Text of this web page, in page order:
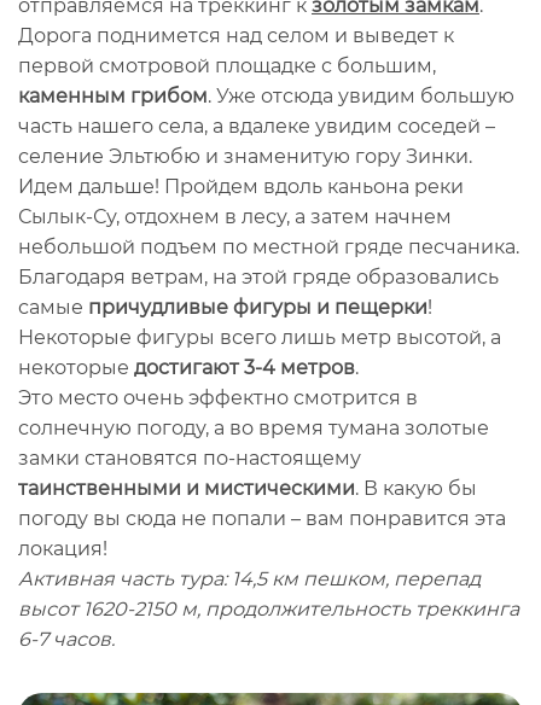
отправляемся на треккинг к золотым замкам.
Дорога поднимется над селом и выведет к
первой смотровой площадке с большим,
каменным грибом. Уже отсюда увидим большую
часть нашего села, а вдалеке увидим соседей –
селение Эльтюбю и знаменитую гору Зинки.
Идем дальше! Пройдем вдоль каньона реки
Сылык-Су, отдохнем в лесу, а затем начнем
небольшой подъем по местной гряде песчаника.
Благодаря ветрам, на этой гряде образовались
самые причудливые фигуры и пещерки!
Некоторые фигуры всего лишь метр высотой, а
некоторые достигают 3-4 метров.
Это место очень эффектно смотрится в
солнечную погоду, а во время тумана золотые
замки становятся по-настоящему
таинственными и мистическими. В какую бы
погоду вы сюда не попали – вам понравится эта
локация!
Активная часть тура: 14,5 км пешком, перепад
высот 1620-2150 м, продолжительность треккинга
6-7 часов.